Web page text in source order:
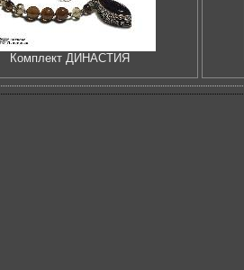
Комплект ДИНАСТИЯ